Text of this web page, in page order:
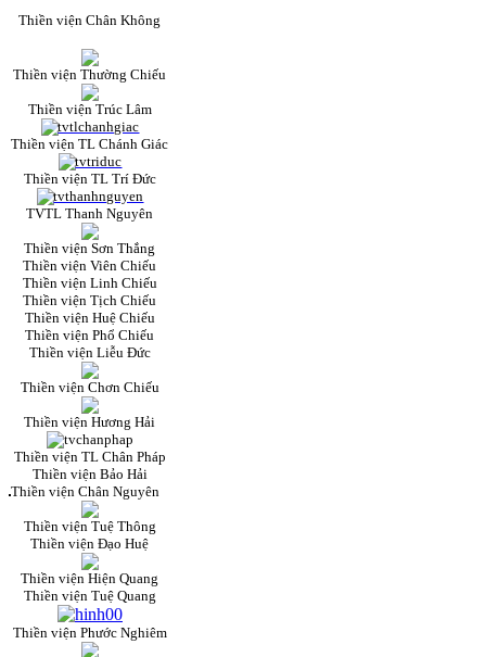
Thiền viện Chân Không
Thiền viện Thường Chiếu
Thiền viện Trúc Lâm
Thiền viện TL Chánh Giác
Thiền viện TL Trí Đức
TVTL Thanh Nguyên
Thiền viện Sơn Thắng
Thiền viện Viên Chiếu
Thiền viện Linh Chiếu
Thiền viện Tịch Chiếu
Thiền viện Huệ Chiếu
Thiền viện Phổ Chiếu
Thiền viện Liễu Đức
Thiền viện Chơn Chiếu
Thiền viện Hương Hải
Thiền viện TL Chân Pháp
Thiền viện Bảo Hải
Thiền viện Chân Nguyên
Thiền viện Tuệ Thông
Thiền viện Đạo Huệ
Thiền viện Hiện Quang
Thiền viện Tuệ Quang
Thiền viện Phước Nghiêm